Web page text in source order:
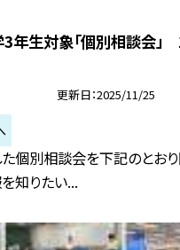
3年生対象「個別相談会
更新日 2025/11/25
個別相談会を下記のとお
知りたい...